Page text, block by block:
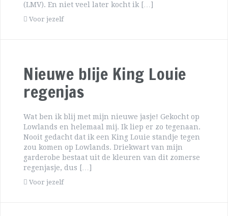
(LMV). En niet veel later kocht ik […]
Voor jezelf
Nieuwe blije King Louie
regenjas
Wat ben ik blij met mijn nieuwe jasje! Gekocht op
Lowlands en helemaal mij. Ik liep er zo tegenaan.
Nooit gedacht dat ik een King Louie standje tegen
zou komen op Lowlands. Driekwart van mijn
garderobe bestaat uit de kleuren van dit zomerse
regenjasje, dus […]
Voor jezelf